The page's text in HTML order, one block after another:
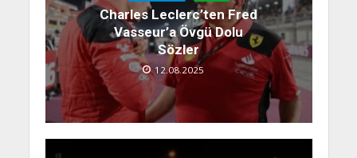
Charles Leclerc’ten Fred
Vasseur’a Övgü Dolu
Sözler
12.08.2025